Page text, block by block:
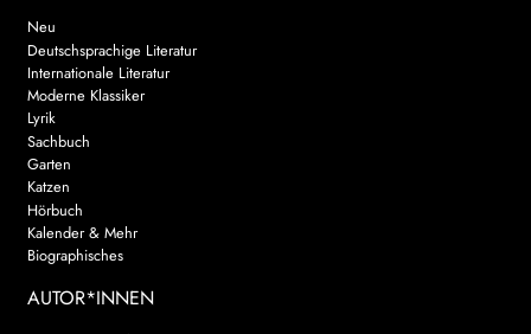
Neu
Deutschsprachige Literatur
Internationale Literatur
Moderne Klassiker
Lyrik
Sachbuch
Garten
Katzen
Hörbuch
Kalender & Mehr
Biographisches
AUTOR*INNEN